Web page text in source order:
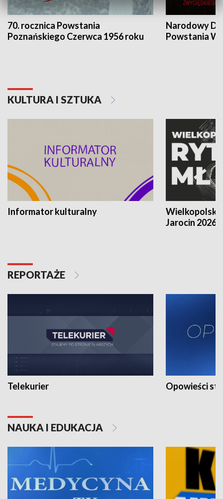
70. rocznica Powstania
Poznańskiego Czerwca 1956 roku
Narodowy
Powstania
KULTURA I SZTUKA
Informator kulturalny
Jarocin 2026
REPORTAŻE
Telekurier Opowieści
NAUKA I EDUKACJA